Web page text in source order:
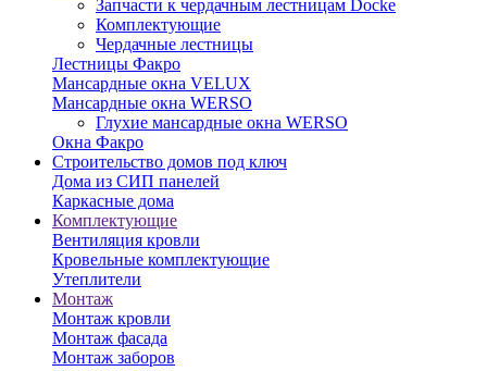
Запчасти к чердачным лестницам Docke
Комплектующие
Чердачные лестницы
Лестницы Факро
Мансардные окна VELUX
Мансардные окна WERSO
Глухие мансардные окна WERSO
Окна Факро
Строительство домов под ключ
Дома из СИП панелей
Каркасные дома
Комплектующие
Вентиляция кровли
Кровельные комплектующие
Утеплители
Монтаж
Монтаж кровли
Монтаж фасада
Монтаж заборов